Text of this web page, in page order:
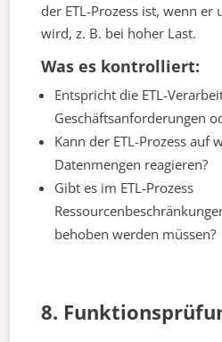
der ETL-Prozess ist, wenn er
wird, z. B. bei hoher Last.
Was es kontrolliert:
Entspricht die ETL-
Geschäftsanforderungen
Kann der ETL-Prozess auf
Datenmengen reagieren?
Gibt es im ETL-Prozess
behoben werden müssen?
8.